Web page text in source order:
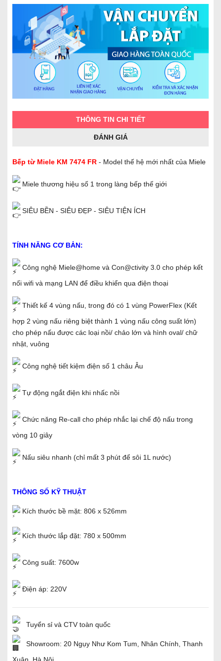
THÔNG TIN CHI TIẾT
ĐÁNH GIÁ
Bếp từ Miele KM 7474 FR - Model thế hệ mới nhất của Miele
Miele thương hiệu số 1 trong làng bếp thế giới
SIÊU BỀN - SIÊU ĐẸP - SIÊU TIỆN ÍCH
TÍNH NĂNG CƠ BẢN:
Công nghệ Miele@home và Con@ctivity 3.0 cho phép kết
nối wifi và mạng LAN để điều khiển qua điện thoại
Thiết kế 4 vùng nấu, trong đó có 1 vùng PowerFlex (Kết
hợp 2 vùng nấu riêng biệt thành 1 vùng nấu công suất lớn)
cho phép nấu được các loại nồi/ chảo lớn và hình oval/ chữ
nhật, vuông
Công nghệ tiết kiệm điện số 1 châu Âu
Tự động ngắt điện khi nhấc nồi
Chức năng Re-call cho phép nhắc lại chế độ nấu trong
vòng 10 giây
Nấu siêu nhanh (chỉ mất 3 phút để sôi 1L nước)
THÔNG SỐ KỸ THUẬT
Kích thước bề mặt: 806 x 526mm
Kích thước lắp đặt: 780 x 500mm
Công suất: 7600w
Điện áp: 220V
Tuyển sỉ và CTV toàn quốc
Showroom: 20 Ngụy Như Kom Tum, Nhân Chính, Thanh
Xuân, Hà Nội